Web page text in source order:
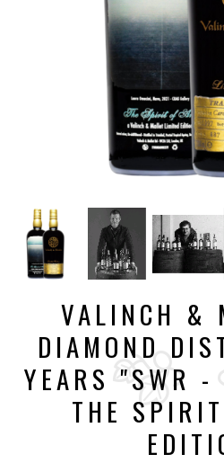
VALINCH &
DIAMOND
YEARS "SWR -
THE